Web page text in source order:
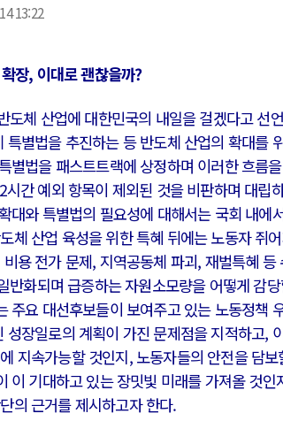
13:22
장, 이대로 괜찮을까?
도체 산업에 대한민국의 내일을 걸겠다고 선
특별법을 추진하는 등 반도체 산업의 확대를
별법을 패스트트랙에 상정하며 이러한 흐름
간 예외 항목이 제외된 것을 비판하며 대립
대와 특별법의 필요성에 대해서는 국회 내에
체 산업 육성을 위한 특혜 뒤에는 노동자 쥐
용 전가 문제, 지역공동체 파괴, 재벌특혜
반화되며 급증하는 자원소모량을 어떻게 감
주요 대선후보들이 보여주고 있는 노동정책
성장일로의 계획이 가진 문제점을 지적하고,
지속가능할 것인지, 노동자들의 안전을 담
이 기대하고 있는 장밋빛 미래를 가져올 것
의 근거를 제시하고자 한다.
와 인간
공세로 글로벌 토큰 시..
상 놓고 미국 진보진영 ..
반대 투쟁은 새로운 글로..
비용: 데이터센터 확산..
국 민주주의를 잠식하고 ..
전쟁
EU·
나토,
우크
러·우